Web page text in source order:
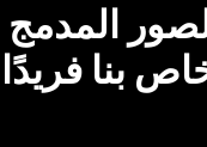
المدمج
بنا فريدًا